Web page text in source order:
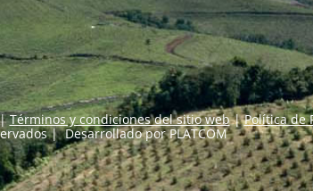
|Términos y condiciones del sitio web|Política de
| Desarrollado porPLATCOM